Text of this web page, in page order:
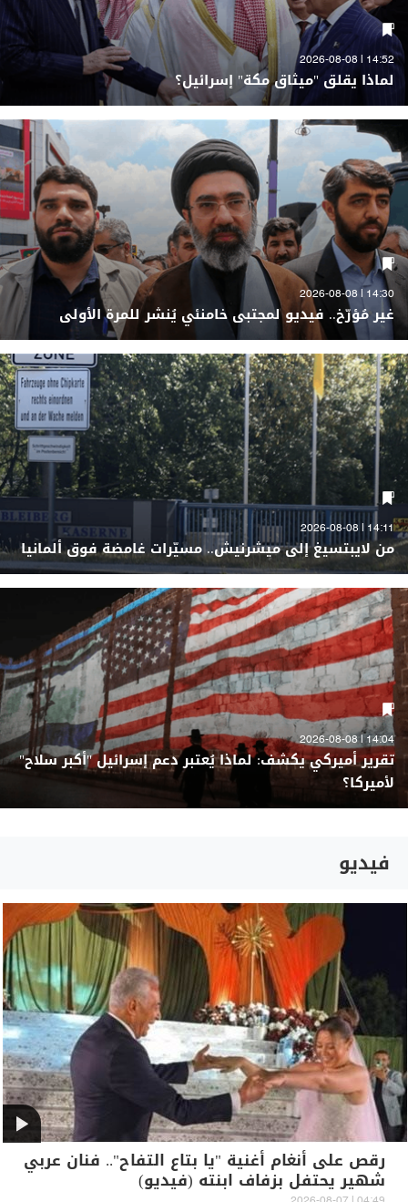
14:52 | 2026-08-08
لماذا يقلق "ميثاق مكة" إسرائيل؟
14:30 | 2026-08-08
غير مُؤرّخ.. فيديو لمجتبى خامنئي يُنشر للمرة الأولى
14:11 | 2026-08-08
من لايبتسيغ إلى ميشرنيش.. مسيّرات غامضة فوق ألمانيا
14:04 | 2026-08-08
تقرير أميركي يكشف: لماذا يُعتبر دعم إسرائيل "أكبر سلاح"
لأميركا؟
فيديو
رقص على أنغام أغنية "يا بتاع التفاح".. فنان عربي
شهير يحتفل بزفاف ابنته (فيديو)